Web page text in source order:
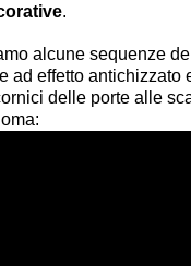
.
alcune sequenze
ad effetto antichizzato
delle porte alle